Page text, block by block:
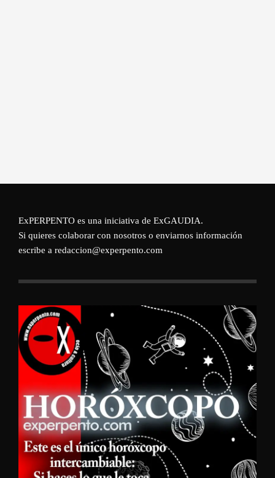
ExPERPENTO es una iniciativa de ExGAUDIA.
Si quieres colaborar con nosotros o enviarnos información
escribe a redaccion@experpento.com